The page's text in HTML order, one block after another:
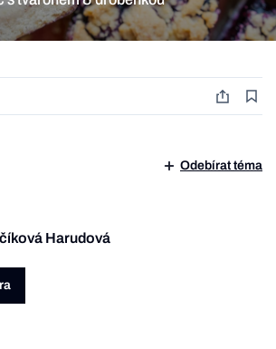
Odebírat téma
Harudová